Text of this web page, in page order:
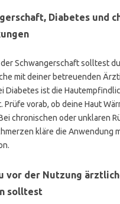
Diabetes und
Schwangerschaft solltest
mit deiner betreuenden
Diabetes ist die
Prüfe vorab, ob deine Haut
chronischen oder unklaren
kläre die Anwendung
vor der Nutzung
solltest